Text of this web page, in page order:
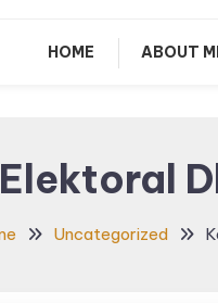
HOME ABOUT
Uncategorized